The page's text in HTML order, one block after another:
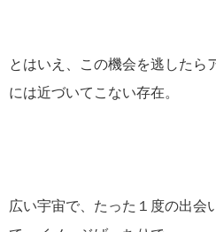
とはいえ、この機会を逃したら
には近づいてこない存在。
広い宇宙で、たった１度の出会